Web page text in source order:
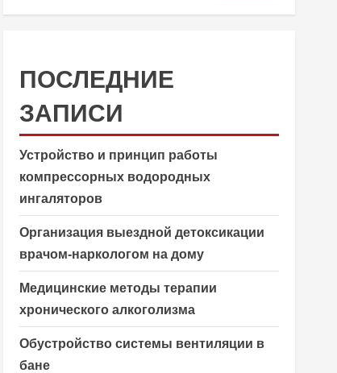
ПОСЛЕДНИЕ
ЗАПИСИ
Устройство и принцип работы
компрессорных водородных
ингаляторов
Организация выездной детоксикации
врачом-наркологом на дому
Медицинские методы терапии
хронического алкоголизма
Обустройство системы вентиляции в
бане